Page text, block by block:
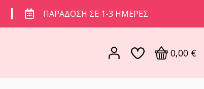
ΠΑΡΆΔΟΣΗ ΣΕ 1-3 ΗΜΈΡΕΣ
0,00 €